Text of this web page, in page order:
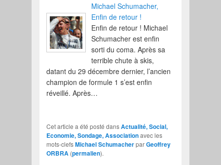
Michael Schumacher,
Enfin de retour !
Enfin de retour ! Michael
Schumacher est enfin
sorti du coma. Après sa
terrible chute à skis,
datant du 29 décembre dernier, l’ancien
champion de formule 1 s’est enfin
réveillé. Après…
Cet article a été posté dansActualité, Social,
Economie, Sondage, Associationavec les
mots-clefsMichael SchumacherparGeoffrey
ORBRA (permalien).